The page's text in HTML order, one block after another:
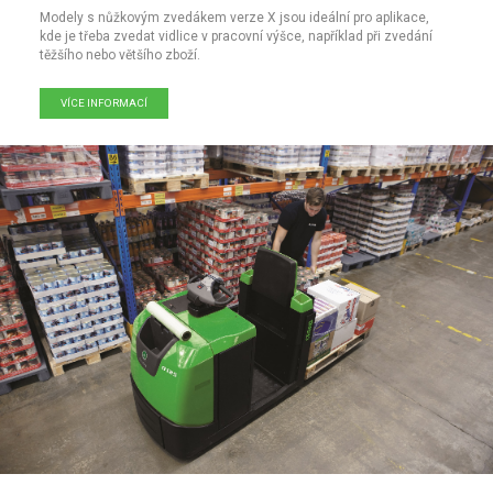
Modely s nůžkovým zvedákem verze X jsou ideální pro aplikace,
kde je třeba zvedat vidlice v pracovní výšce, například při zvedání
těžšího nebo většího zboží.
VÍCE INFORMACÍ